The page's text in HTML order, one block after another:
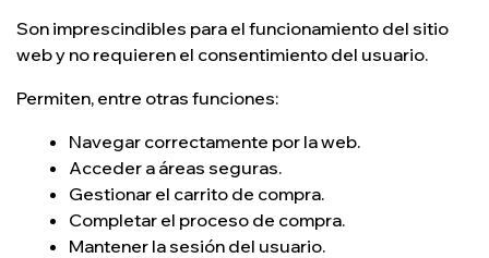
Son imprescindibles para el funcionamiento del sitio
web y no requieren el consentimiento del usuario.
Permiten, entre otras funciones:
Navegar correctamente por la web.
Acceder a áreas seguras.
Gestionar el carrito de compra.
Completar el proceso de compra.
Mantener la sesión del usuario.